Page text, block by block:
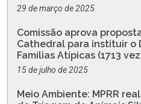
29 de março de 2025
Comissão aprova
Cathedral para instituir o
Famílias Atípicas (1713
15 de julho de 2025
Meio Ambiente: MPRR